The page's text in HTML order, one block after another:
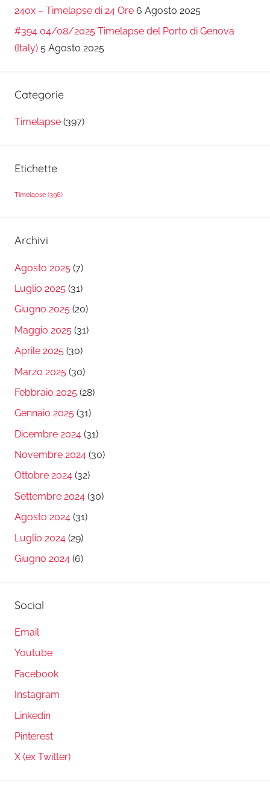
240x – Timelapse di 24 Ore 6 Agosto 2025
#394 04/08/2025 Timelapse del Porto di Genova
(Italy) 5 Agosto 2025
Categorie
Timelapse (397)
Etichette
Timelapse (396)
Archivi
Agosto 2025 (7)
Luglio 2025 (31)
Giugno 2025 (20)
Maggio 2025 (31)
Aprile 2025 (30)
Marzo 2025 (30)
Febbraio 2025 (28)
Gennaio 2025 (31)
Dicembre 2024 (31)
Novembre 2024 (30)
Ottobre 2024 (32)
Settembre 2024 (30)
Agosto 2024 (31)
Luglio 2024 (29)
Giugno 2024 (6)
Social
Email
Youtube
Facebook
Instagram
Linkedin
Pinterest
X (ex Twitter)